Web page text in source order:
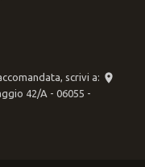
scrivi a:
42/A - 06055 -